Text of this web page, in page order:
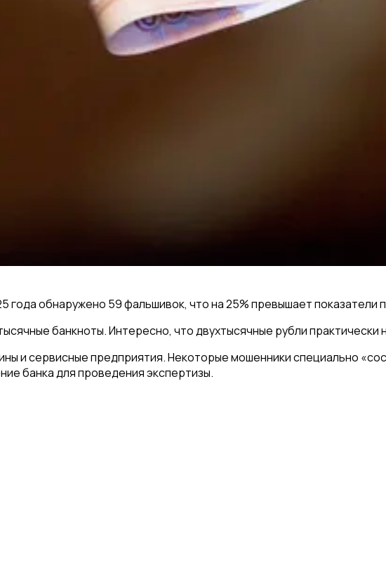
обнаружено 59 фальшивок, что на 25% превышает показатели
банкноты. Интересно, что двухтысячные рубли
и сервисные предприятия. Некоторые мошенники специально
банка для проведения экспертизы.